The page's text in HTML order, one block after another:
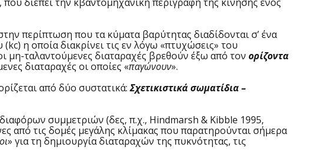
περίπτωση που τα κύματα βαρύτητας διαδίδονται σ’ ένα
η οποία διακρίνει τις εν λόγω «πτυχώσεις» του
μη-ταλαντούμενες διαταραχές βρεθούν έξω από τον ορίζοντα
διαταραχές οι οποίες «παγώνουν».
από δύο συστατικά:Σχετικιστικά σωματίδια –
συμμετριών (δες, π.χ., Hindmarsh & Kibble 1995,
τις δομές μεγάλης κλίμακας που παρατηρούνται σήμερα
» για τη δημιουργία διαταραχών της πυκνότητας, τις